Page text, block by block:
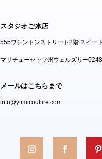
スタジオご来店
555ワシントンストリート2階 スイート
マサチューセッツ州ウェルズリー
メールはこちらまで
info@yumicouture.com